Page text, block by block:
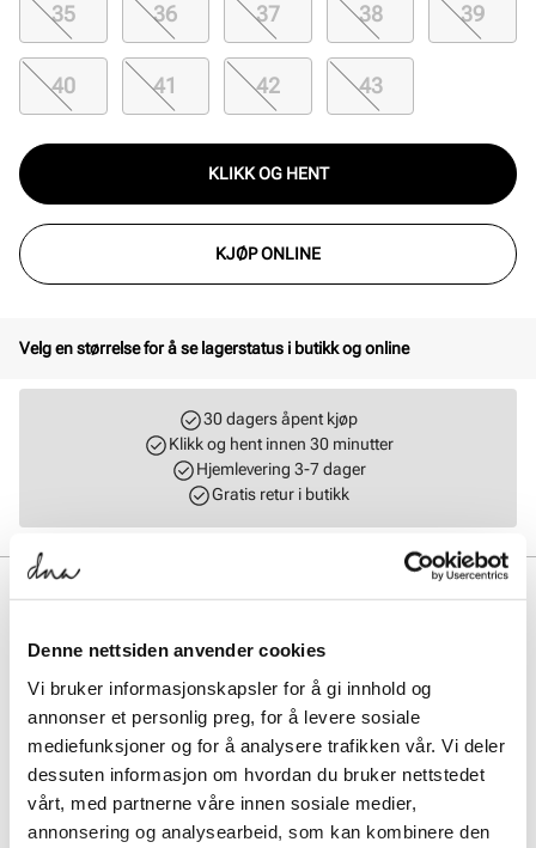
Denne nettsiden anvender cookies
Vi bruker informasjonskapsler for å gi innhold og
annonser et personlig preg, for å levere sosiale
mediefunksjoner og for å analysere trafikken vår. Vi deler
dessuten informasjon om hvordan du bruker nettstedet
vårt, med partnerne våre innen sosiale medier,
annonsering og analysearbeid, som kan kombinere den
35 36 37 38 39
40 41 42 43
KLIKK OG HENT
KJØP ONLINE
Velg en størrelse for å se lagerstatus i butikk og online
30 dagers åpent kjøp
Klikk og hent innen 30 minutter
Hjemlevering 3-7 dager
Gratis retur i butikk
Birkenstock Arizona Soft Footbed Narrow er en klassisk sandal med
justerbare skinnreimer for optimal passform. Den myke fotsengen
gir utmerket komfort og støtte gjennom hele dagen, mens EVA-sålen
sikrer letthet og demping. Perfekt for dame som ønsker en tidløs og
behagelig sandal til sommerbruk.
Art. nr.
41633400
1024952